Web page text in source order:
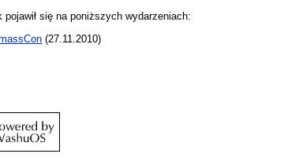
pojawił się na poniższych wydarzeniach:
(27.11.2010)